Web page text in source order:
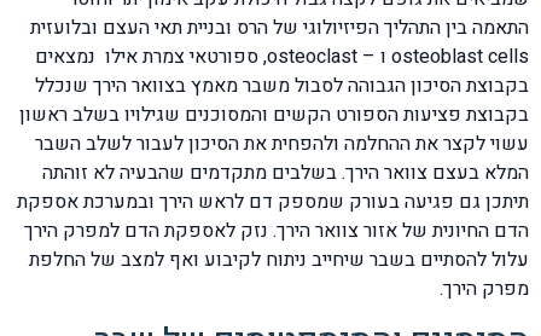
התאמה בין התהליך הפיזיולוגי של הרס ובניית תאי העצם ובלועזית
osteoblast cells ו – osteoclast, ספורטאי צמרת אילו נמצאים
בקבוצת הסיכון הגבוהה לסבול משבר מאמץ בצוואר הירך שנכלל
בקבוצת פציעות הספורט הקשים והמסוכנים שגילויו בשלב ראשון
עשוי לקצר את ההחלמה ולהפחית את הסיכון לעבור לשלב השבר
המלא בעצם צוואר הירך. בשלבים מתקדמים שהבעיה לא זוהתה
תיתכן גם פגיעה בעורק שמספק דם לראש הירך ובמערכת אספקת
הדם החיונית של אזור צוואר הירך. נזק לאספקת הדם למפרק הירך
עלול להסתיים בשבר שיחייב ניתוח לקיבוע ואף למצב של החלפת
מפרק הירך.